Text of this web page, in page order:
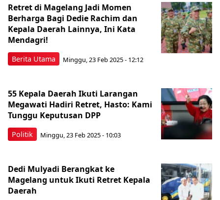
Berita Utama
Retret di Magelang Jadi Momen
Berharga Bagi Dedie Rachim dan
Kepala Daerah Lainnya, Ini Kata
Mendagri!
Minggu, 23 Feb 2025 - 12:12
Politik
55 Kepala Daerah Ikuti Larangan
Megawati Hadiri Retret, Hasto: Kami
Tunggu Keputusan DPP
Minggu, 23 Feb 2025 - 10:03
Dedi Mulyadi Berangkat ke
Magelang untuk Ikuti Retret Kepala
Daerah